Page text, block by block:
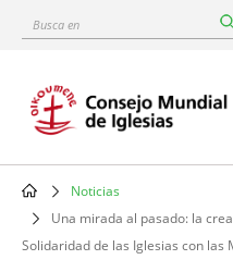
content
Busca
Main
navigation
Breadcrumb
Noticias
Una mirada al pasado: la
Solidaridad de las Iglesias con las